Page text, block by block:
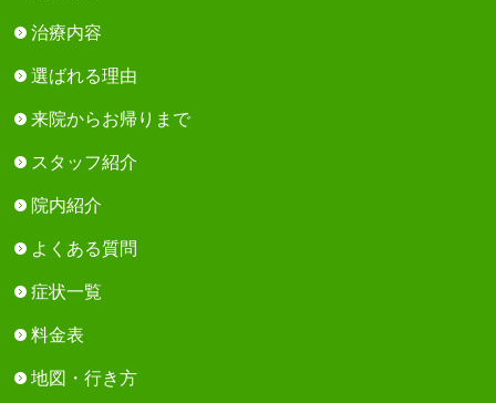
治療内容
選ばれる理由
来院からお帰りまで
スタッフ紹介
院内紹介
よくある質問
症状一覧
料金表
地図・行き方